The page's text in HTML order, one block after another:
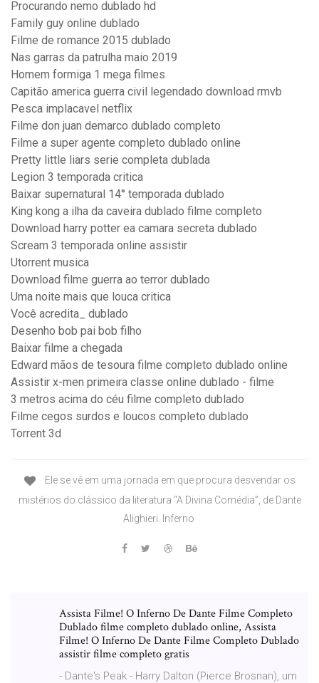
Procurando nemo dublado hd
Family guy online dublado
Filme de romance 2015 dublado
Nas garras da patrulha maio 2019
Homem formiga 1 mega filmes
Capitão america guerra civil legendado download rmvb
Pesca implacavel netflix
Filme don juan demarco dublado completo
Filme a super agente completo dublado online
Pretty little liars serie completa dublada
Legion 3 temporada critica
Baixar supernatural 14° temporada dublado
King kong a ilha da caveira dublado filme completo
Download harry potter ea camara secreta dublado
Scream 3 temporada online assistir
Utorrent musica
Download filme guerra ao terror dublado
Uma noite mais que louca critica
Você acredita_ dublado
Desenho bob pai bob filho
Baixar filme a chegada
Edward mãos de tesoura filme completo dublado online
Assistir x-men primeira classe online dublado - filme
3 metros acima do céu filme completo dublado
Filme cegos surdos e loucos completo dublado
Torrent 3d
Ele se vê em uma jornada em que procura desvendar os
mistérios do clássico da literatura “A Divina Comédia”, de Dante
Alighieri. Inferno
Assista Filme! O Inferno De Dante Filme Completo
Dublado filme completo dublado online, Assista
Filme! O Inferno De Dante Filme Completo Dublado
assistir filme completo gratis
- Dante's Peak - Harry Dalton (Pierce Brosnan), um